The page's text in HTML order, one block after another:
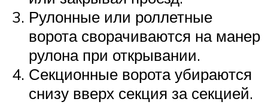
Рулонные или роллетные
ворота сворачиваются на манер
рулона при открывании.
Секционные ворота убираются
снизу вверх секция за секцией.